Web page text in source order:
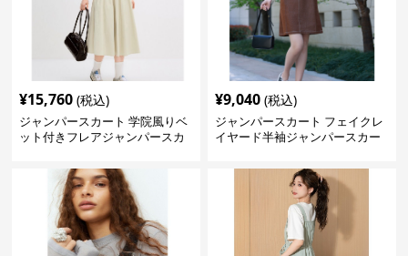
¥15,760 (税込)
ジャンパースカート 学院風りベ
ット付きフレアジャンパースカ
¥9,040 (税込)
ジャンパースカート フェイクレ
イヤード半袖ジャンパースカー